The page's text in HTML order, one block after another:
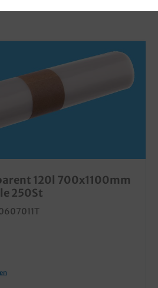
120l 700x1100mm
250St